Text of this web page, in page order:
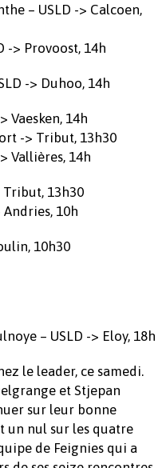
– USLD -> Calcoen,
-> Provoost, 14h
-> Duhoo, 14h
Vaesken, 14h
-> Tribut, 13h30
Vallières, 14h
Tribut, 13h30
Andries, 10h
10h30
– USLD -> Eloy, 18h
le leader, ce samedi.
et Stjepan
sur leur bonne
un nul sur les quatre
de Feignies qui a